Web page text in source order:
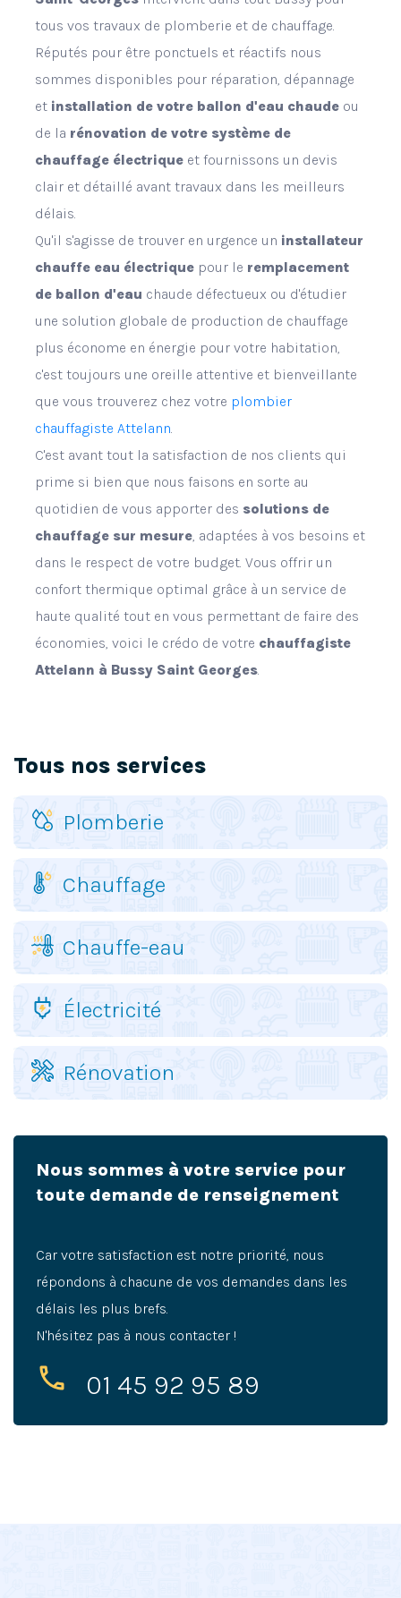
tous vos travaux de plomberie et de chauffage.
Réputés pour être ponctuels et réactifs nous
sommes disponibles pour réparation, dépannage
et installation de votre ballon d'eau chaude ou
de la rénovation de votre système de
chauffage électrique et fournissons un devis
clair et détaillé avant travaux dans les meilleurs
délais.
Qu'il s'agisse de trouver en urgence un installateur
chauffe eau électrique pour le remplacement
de ballon d'eau chaude défectueux ou d'étudier
une solution globale de production de chauffage
plus économe en énergie pour votre habitation,
c'est toujours une oreille attentive et bienveillante
que vous trouverez chez votre plombier
chauffagiste Attelann
C'est avant tout la satisfaction de nos clients qui
prime si bien que nous faisons en sorte au
quotidien de vous apporter des solutions de
chauffage sur mesure , adaptées à vos besoins et
dans le respect de votre budget. Vous offrir un
confort thermique optimal grâce à un service de
haute qualité tout en vous permettant de faire des
économies, voici le crédo de votre chauffagiste
Attelann à Bussy Saint Georges
Tous nos services
Plomberie
Chauffage
Chauffe-eau
Électricité
Rénovation
Nous sommes à votre service pour
toute demande de renseignement
Car votre satisfaction est notre priorité, nous
répondons à chacune de vos demandes dans les
délais les plus brefs.
N'hésitez pas à nous contacter !
01 45 92 95 89